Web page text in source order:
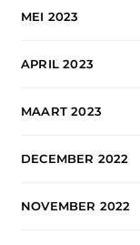
MEI 2023
APRIL 2023
MAART 2023
DECEMBER 2022
NOVEMBER 2022